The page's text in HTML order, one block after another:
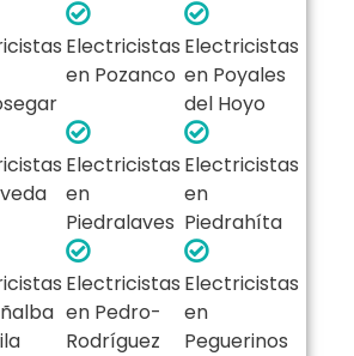
Electricistas
en Pozanco
Electricistas
en Poyales
del Hoyo
Electricistas
en
Piedralaves
Electricistas
en
Piedrahíta
Electricistas
en Pedro-
Rodríguez
Electricistas
en
Peguerinos